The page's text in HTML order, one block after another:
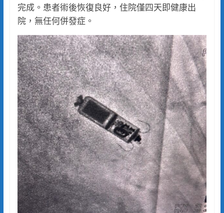
完成。患者術後恢復良好，住院僅四天即健康出
院，無任何併發症。